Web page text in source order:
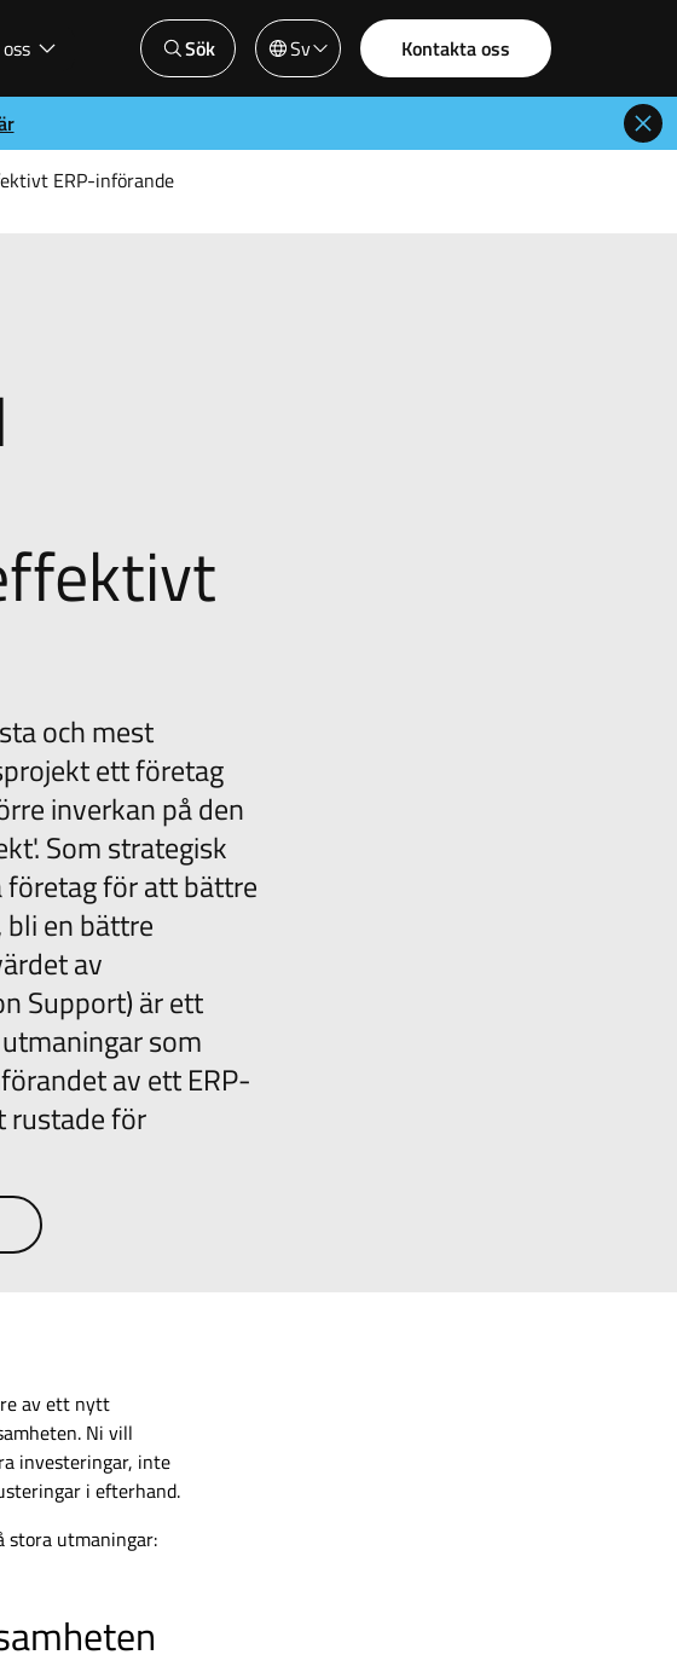
Sök Sv Kontakta oss
ERP-införande
och mest
ett företag
inverkan på den
Som strategisk
för att bättre
en bättre
av
Support) är ett
som
av ett ERP-
rustade för
av ett nytt
Ni vill
investeringar, inte
i efterhand.
stora utmaningar: